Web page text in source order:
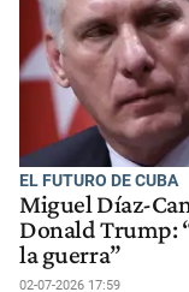
EL FUTURO DE CUBA
Miguel Díaz-
Donald Trump:
la guerra”
02-07-2026 17:59